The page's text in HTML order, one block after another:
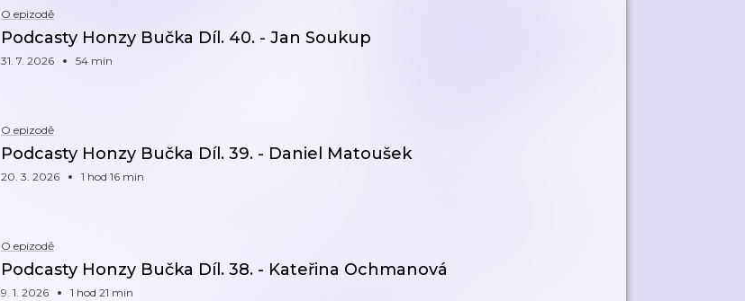
O epizodě
Podcasty Honzy Bučka Díl. 40. - Jan Soukup
31. 7. 2026 54 min
O epizodě
Podcasty Honzy Bučka Díl. 39. - Daniel Matoušek
20. 3. 2026 1 hod 16 min
O epizodě
Podcasty Honzy Bučka Díl. 38. - Kateřina Ochmanová
9. 1. 2026 1 hod 21 min